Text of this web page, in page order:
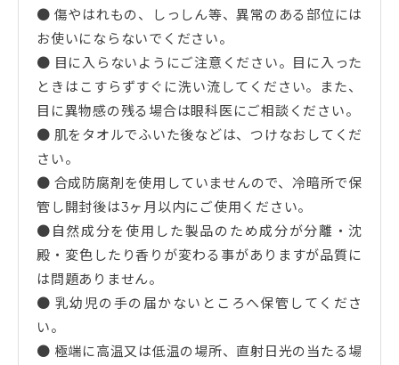
● 傷やはれもの、しっしん等、異常のある部位には
お使いにならないでください。
● 目に入らないようにご注意ください。目に入った
ときはこすらずすぐに洗い流してください。また、
目に異物感の残る場合は眼科医にご相談ください。
● 肌をタオルでふいた後などは、つけなおしてくだ
さい。
● 合成防腐剤を使用していませんので、冷暗所で保
管し開封後は3ヶ月以内にご使用ください。
●自然成分を使用した製品のため成分が分離・沈
殿・変色したり香りが変わる事がありますが品質に
は問題ありません。
● 乳幼児の手の届かないところへ保管してくださ
い。
● 極端に高温又は低温の場所、直射日光の当たる場